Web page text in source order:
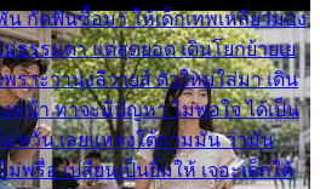
กัดฟันซื้อมา ให้เด็กเทพเหลียวมอง
ธรรมดา แต่สุดยอด เดินโยกย้ายเย
ราะว่านุ่งลีวายส์ ตัวใหม่ใส่มา เดิน
หน้า ท่าจะมีปัญหา ไม่พอใจ ได้เป็น
หวั่น เลยแหลงใต้ถามมัน ว่ามัน
พรื่อ เปลี่ยนเป็นยิ้มให้ เจอะเด็กใต้